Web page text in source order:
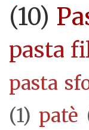
(10)
pasta
pasta
(1) patè